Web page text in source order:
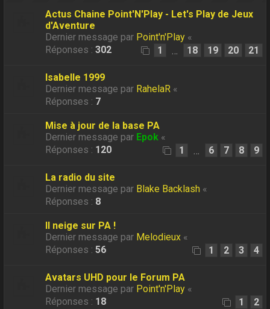
Actus Chaine Point'N'Play - Let's Play de Jeux
d'Aventure
Dernier message par Point'n'Play «
Réponses :302 1 … 18 19 20 21
Isabelle 1999
Dernier message par RahelaR «
Réponses : 7
Mise à jour de la base PA
Dernier message par Epok «
Réponses : 120 1 … 6 7 8 9
La radio du site
Dernier message par Blake Backlash «
Réponses : 8
Il neige sur PA !
Dernier message par Melodieux «
Réponses :56 1 2 3 4
Avatars UHD pour le Forum PA
Dernier message par Point'n'Play «
Réponses : 18 1 2